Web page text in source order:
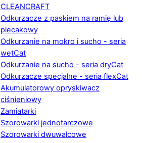
CLEANCRAFT
Odkurzacze z paskiem na ramię lub
plecakowy
Odkurzanie na mokro i sucho - seria
wetCat
Odkurzanie na sucho - seria dryCat
Odkurzacze specjalne - seria flexCat
Akumulatorowy opryskiwacz
ciśnieniowy
Zamiatarki
Szorowarki jednotarczowe
Szorowarki dwuwalcowe